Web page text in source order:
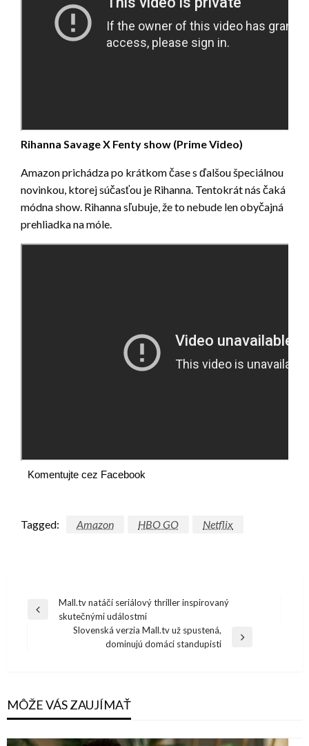
Rihanna Savage X Fenty show (Prime Video)
Amazon prichádza po krátkom čase s ďalšou špeciálnou
novinkou, ktorej súčasťou je Rihanna. Tentokrát nás čaká
módna show. Rihanna sľubuje, že to nebude len obyčajná
prehliadka na móle.
Komentujte cez Facebook
Tagged: Amazon HBO GO Netflix
Navigácia
Previous
Mall.tv natáčí seriálový thriller inspirovaný
skutečnými událostmi
Slovenská verzia Mall.tv už spustená,
dominujú domáci standupisti
MÔŽE VÁS ZAUJÍMAŤ